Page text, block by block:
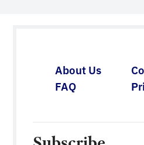
About Us
FAQ